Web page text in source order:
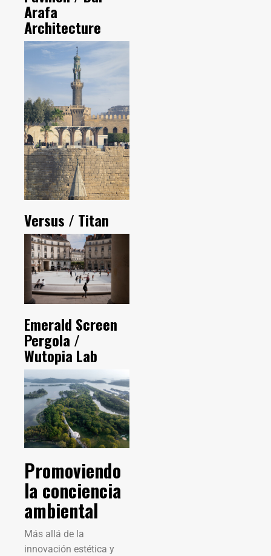
Arafa
Architecture
Versus / Titan
Emerald Screen
Pergola /
Wutopia Lab
Promoviendo
la conciencia
ambiental
Más allá de la
innovación estética y